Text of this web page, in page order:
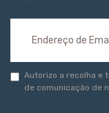
Autorizo a recolha e
de comunicação de